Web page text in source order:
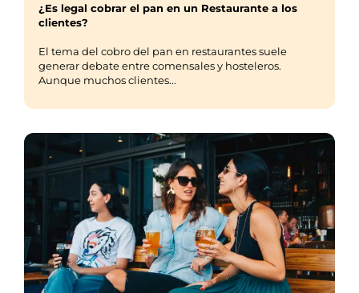
¿Es legal cobrar el pan en un Restaurante a los
clientes?
El tema del cobro del pan en restaurantes suele
generar debate entre comensales y hosteleros.
Aunque muchos clientes...